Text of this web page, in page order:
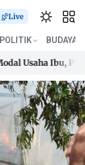
Live
POLITIK BUDAYA
Ibu, PNM
Ibu, PNM